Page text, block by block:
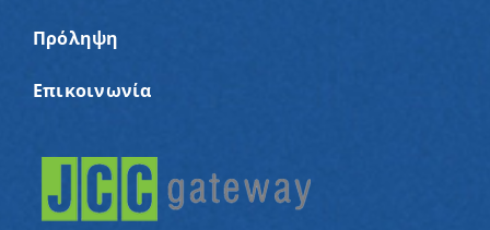
Πρόληψη
Επικοινωνία